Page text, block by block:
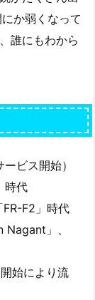
か弱くなって
誰にもわから
ビス開始）
時代
F2」時代
」、
始により流